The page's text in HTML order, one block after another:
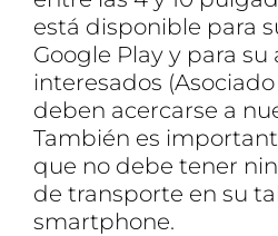
está disponible para
Google Play y para su
interesados
deben acercarse a
También es
que no debe tener
de transporte en su
smartphone.